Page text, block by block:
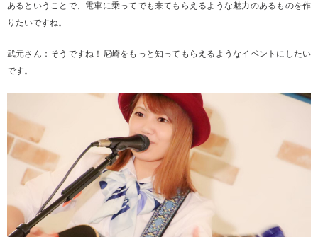
あるということで、電車に乗ってでも来てもらえるような魅力のあるものを作
りたいですね。
武元さん：そうですね！尼崎をもっと知ってもらえるようなイベントにしたい
です。